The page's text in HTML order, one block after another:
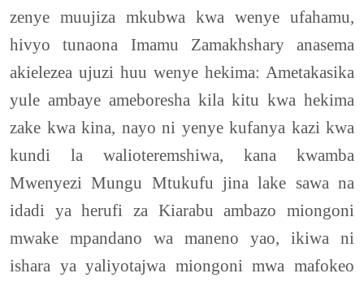
zenye muujiza mkubwa kwa wenye ufahamu,
hivyo tunaona Imamu Zamakhshary anasema
akielezea ujuzi huu wenye hekima: Ametakasika
yule ambaye ameboresha kila kitu kwa hekima
zake kwa kina, nayo ni yenye kufanya kazi kwa
kundi la walioteremshiwa, kana kwamba
Mwenyezi Mungu Mtukufu jina lake sawa na
idadi ya herufi za Kiarabu ambazo miongoni
mwake mpandano wa maneno yao, ikiwa ni
ishara ya yaliyotajwa miongoni mwa mafokeo